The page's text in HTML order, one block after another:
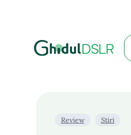
Review Stiri